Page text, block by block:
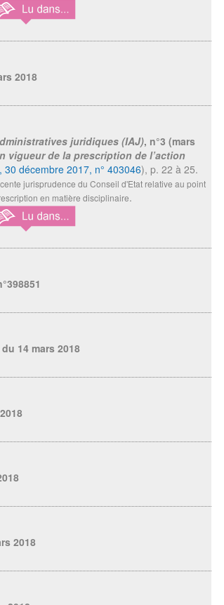
2018
juridiques (IAJ), n°3 (mars
vigueur de la prescription de l’action
30 décembre 2017, n° 403046), p. 22 à 25.
jurisprudence du Conseil d'Etat relative au point
en matière disciplinaire.
14 mars 2018
2018